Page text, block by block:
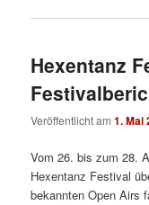
Hexentanz
Veröffentlicht am1. Mai
Vom 26. bis zum 28.
Hexentanz Festival
bekannten Open Airs